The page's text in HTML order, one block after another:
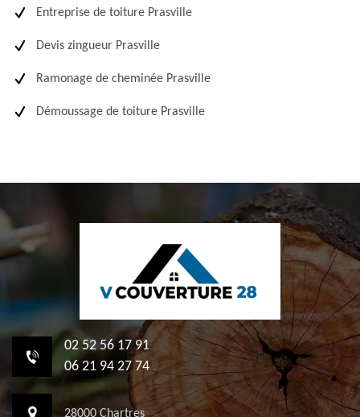
Entreprise de toiture Prasville
Devis zingueur Prasville
Ramonage de cheminée Prasville
Démoussage de toiture Prasville
02 52 56 17 91
06 21 94 27 74
28000 Chartres